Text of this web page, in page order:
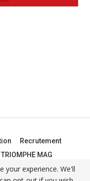
Recrutement
MAG
your experience. We'll